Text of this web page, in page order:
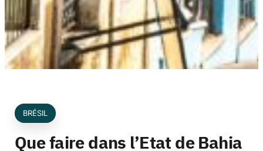
BRÉSIL
Que faire dans l’Etat de Bahia